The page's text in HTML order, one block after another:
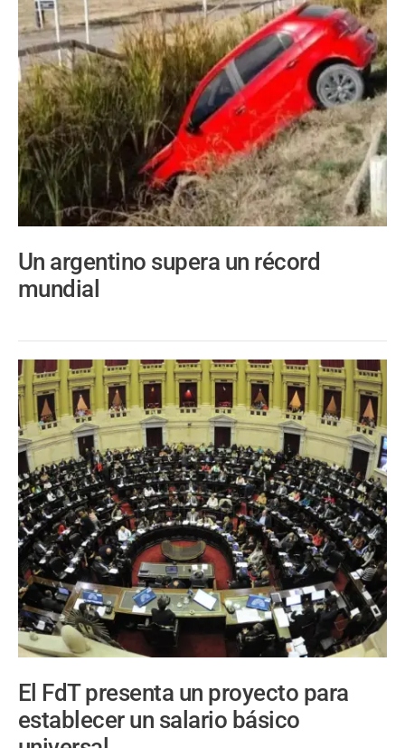
Un argentino supera un récord
mundial
El FdT presenta un proyecto para
establecer un salario básico